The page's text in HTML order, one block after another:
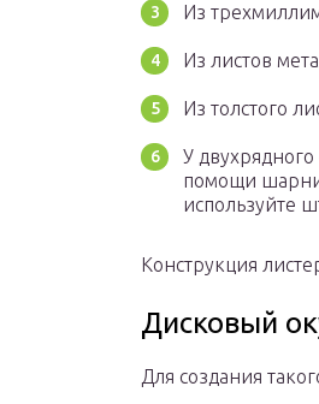
Из
Из листов
Из толстого
У
помощи
используйте
Конструкция
Дисковый
Для создания